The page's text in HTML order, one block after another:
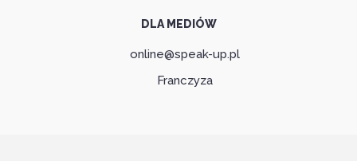
DLA MEDIÓW
online@speak-up.pl
Franczyza